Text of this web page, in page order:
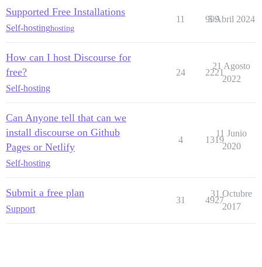
Supported Free Installations
Self-hostinghosting
11 909
5 Abril 2024
How can I host Discourse for
free?
Self-hosting
24 2221
21 Agosto
2022
Can Anyone tell that can we
install discourse on Github
Pages or Netlify
Self-hosting
4 1319
11 Junio
2020
Submit a free plan
Support
31 4927
31 Octubre
2017